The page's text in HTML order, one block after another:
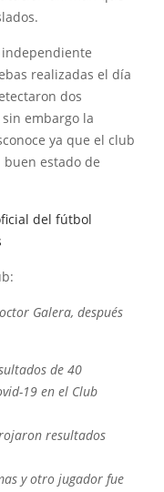
realizadas el día
dos
embargo la
ya que el club
estado de
del fútbol
Galera, después
de 40
19 en el Club
resultados
y otro jugador fue